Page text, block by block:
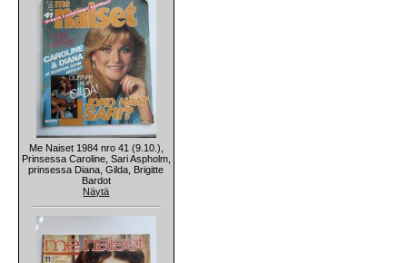
Me Naiset 1984 nro 41 (9.10.),
Prinsessa Caroline, Sari Aspholm,
prinsessa Diana, Gilda, Brigitte
Bardot
Näytä